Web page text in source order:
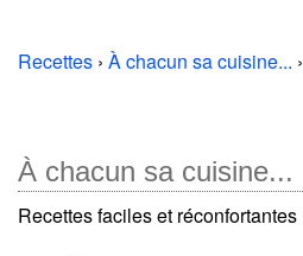
Recettes › À chacun sa cuisine... ›
À chacun sa cuisine...
Recettes faciles et réconfortantes